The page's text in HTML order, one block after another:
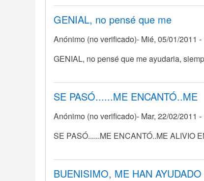
GENIAL, no pensé que me
Anónimo (no verificado) Mié, 05/01/2011
GENIAL, no pensé que me ayudaria,
SE PASÓ......ME ENCANTÓ..ME
Anónimo (no verificado) Mar, 22/02/2011
SE PASÓ......ME ENCANTÓ..ME ALIVIO
BUENISIMO, ME HAN AYUDADO